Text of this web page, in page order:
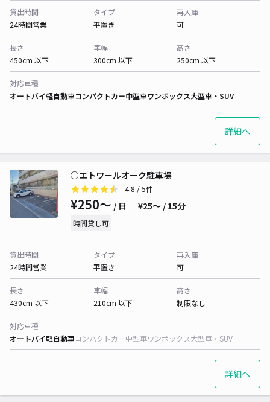
貸出時間
24時間営業
タイプ
平置き
再入庫
可
長さ
450cm 以下
車幅
300cm 以下
高さ
250cm 以下
対応車種
オートバイ軽自動車コンパクトカー中型車ワンボックス大型車・SUV
詳細へ
○エトワールオーク駐車場
4.8 / 5件
¥250〜 / 日 ¥25〜 / 15分
時間貸し可
貸出時間
24時間営業
タイプ
平置き
再入庫
可
長さ
430cm 以下
車幅
210cm 以下
高さ
制限なし
対応車種
オートバイ軽自動車コンパクトカー中型車ワンボックス大型車・SUV
詳細へ